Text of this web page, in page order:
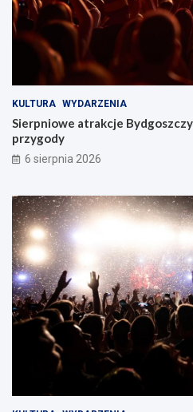
KULTURA WYDARZENIA
Sierpniowe atrakcje
przygody
6 sierpnia 2026